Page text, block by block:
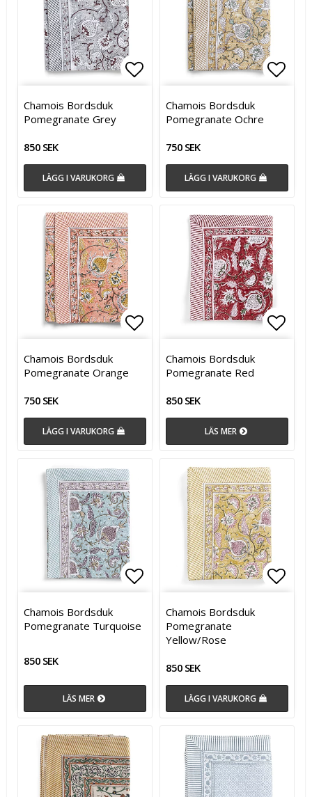
Lägg till i favoritlistan
Chamois Bordsduk
Pomegranate Grey
850 SEK
LÄGG I VARUKORG
Chamois Bordsduk
Pomegranate Ochre
750 SEK
LÄGG I VARUKORG
Lägg till i favoritlistan
Lägg till i favoritlistan
Chamois Bordsduk
Pomegranate Orange
750 SEK
LÄGG I VARUKORG
Chamois Bordsduk
Pomegranate Red
850 SEK
LÄS MER
Lägg till i favoritlistan
Chamois Bordsduk
Pomegranate Turquoise
850 SEK
LÄS MER
Chamois Bordsduk
Pomegranate
Yellow/Rose
850 SEK
LÄGG I VARUKORG